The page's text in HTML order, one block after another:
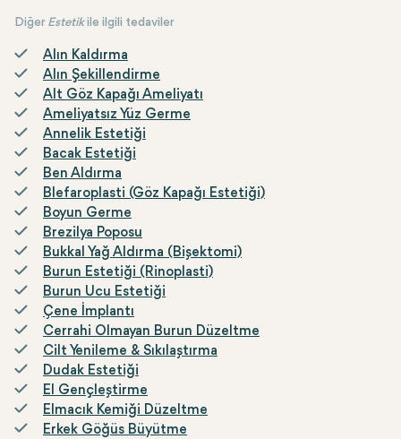
Diğer Estetikile ilgili tedaviler
Alın Kaldırma
Alın Şekillendirme
Alt Göz Kapağı Ameliyatı
Ameliyatsız Yüz Germe
Annelik Estetiği
Bacak Estetiği
Ben Aldırma
Blefaroplasti (Göz Kapağı Estetiği)
Boyun Germe
Brezilya Poposu
Bukkal Yağ Aldırma (Bişektomi)
Burun Estetiği (Rinoplasti)
Burun Ucu Estetiği
Çene İmplantı
Cerrahi Olmayan Burun Düzeltme
Cilt Yenileme & Sıkılaştırma
Dudak Estetiği
El Gençleştirme
Elmacık Kemiği Düzeltme
Erkek Göğüs Büyütme